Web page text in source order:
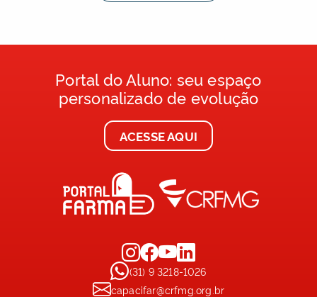
Portal do Aluno: seu espaço
personalizado de evolução
ACESSE AQUI
(31) 9 3218-1026
capacifar@crfmg.org.br